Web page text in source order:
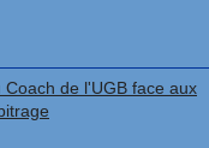
de l'UGB face aux